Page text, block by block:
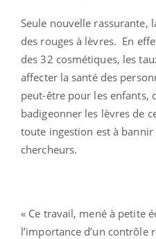
Seule nouvelle rassurante,
des rouges à lèvres. En
des 32 cosmétiques, les
affecter la santé des
peut-être pour les enfants,
badigeonner les lèvres de
toute ingestion est à bannir
chercheurs.
« Ce travail, mené à petite
l’importance d’un contrôle